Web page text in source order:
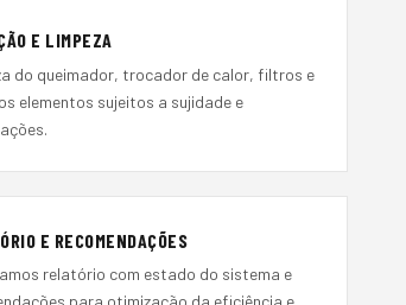
E LIMPEZA
do queimador, trocador de calor, filtros e
elementos sujeitos a sujidade e
E RECOMENDAÇÕES
relatório com estado do sistema e